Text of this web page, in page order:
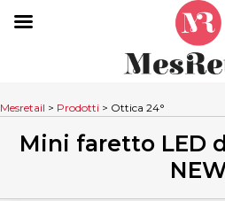
Mesretail > Prodotti > Ottica 24°
Mini faretto LED